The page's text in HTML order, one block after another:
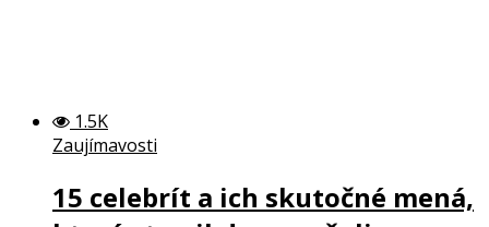
1.5K
Zaujímavosti
15 celebrít a ich skutočné mená,